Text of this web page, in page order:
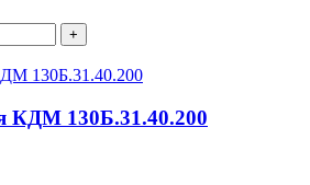
КДМ 130Б.31.40.200